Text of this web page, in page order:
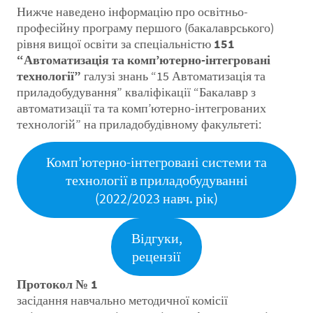
Нижче наведено інформацію про освітньо-
професійну програму першого (бакалаврського)
рівня вищої освіти за спеціальністю 151
“Автоматизація та комп’ютерно-інтегровані
технології” галузі знань “15 Автоматизація та
приладобудування” кваліфікації “Бакалавр з
автоматизації та та комп’ютерно-інтегрованих
технологій” на приладобудівному факультеті:
Комп’ютерно-інтегровані системи та
технології в приладобудуванні
(2022/2023 навч. рік)
Відгуки,
рецензії
Протокол № 1
засідання навчально методичної комісії